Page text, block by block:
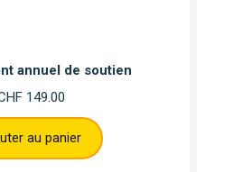
annuel de soutien
149.00
au panier